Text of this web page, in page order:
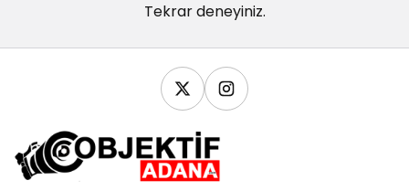
Tekrar deneyiniz.